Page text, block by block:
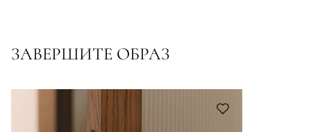
ЗАВЕРШИТЕ ОБРАЗ